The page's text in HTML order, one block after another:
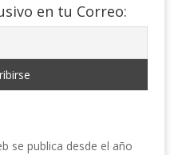
en tu Correo:
se publica desde el año